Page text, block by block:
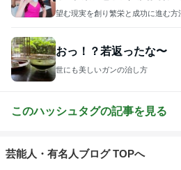
に
望む現実を創り繁栄と成功に進む方
おっ！？若返ったな〜
世にも美しいガンの治し方
このハッシュタグの記事を見る
芸能人・有名人ブログ TOPへ